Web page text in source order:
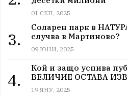
01 СЕП, 2025
3.
Соларен парк в
случва в Мартиново?
09 ЮНИ, 2025
4.
Кой и защо успива
ВЕЛИЧИЕ ОСТАВА
19 ЯНУ, 2025